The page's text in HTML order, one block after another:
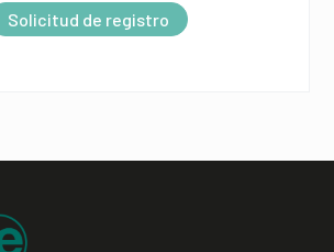
Solicitud de registro